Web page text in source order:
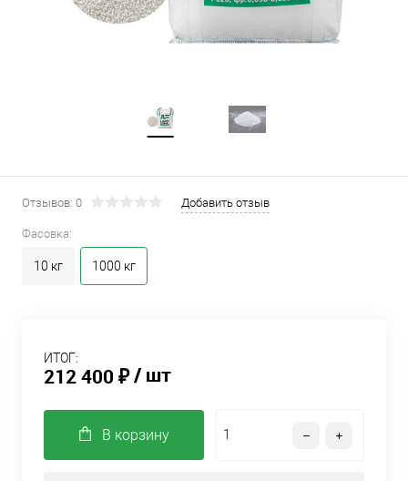
Отзывов: 0 Добавить отзыв
Фасовка:
10 кг 1000 кг
ИТОГ:
212 400 ₽/ шт
В корзину